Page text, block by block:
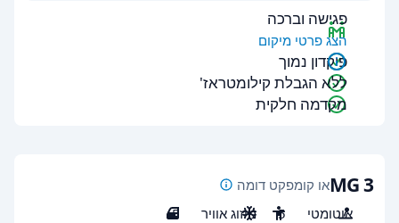
פגישה וברכה
הצג פרטי מיקום
פיקדון נמוך
ללא הגבלת קילומטראז'
מקדמה חלקית
MG 3או קומפקט דומה
אוטומטי
5 מיזוג אוויר 5